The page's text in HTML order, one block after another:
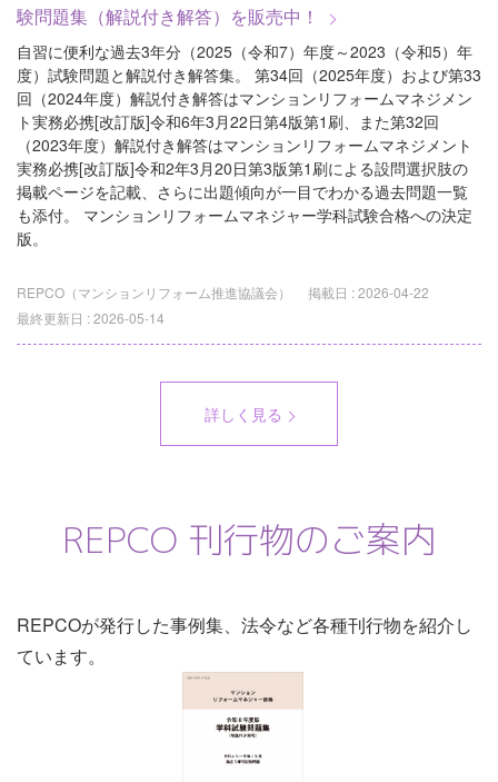
験問題集（解説付き解答）を販売中！
自習に便利な過去3年分（2025（令和7）年度～2023（令和5）年
度）試験問題と解説付き解答集。 第34回（2025年度）および第33
回（2024年度）解説付き解答はマンションリフォームマネジメン
ト実務必携[改訂版]令和6年3月22日第4版第1刷、また第32回
（2023年度）解説付き解答はマンションリフォームマネジメント
実務必携[改訂版]令和2年3月20日第3版第1刷による設問選択肢の
掲載ページを記載、さらに出題傾向が一目でわかる過去問題一覧
も添付。 マンションリフォームマネジャー学科試験合格への決定
版。
REPCO（マンションリフォーム推進協議会） 掲載日 :2026-04-22
最終更新日 :2026-05-14
詳しく見る
REPCO 刊行物のご案内
REPCOが発行した事例集、法令など各種刊行物を紹介し
ています。